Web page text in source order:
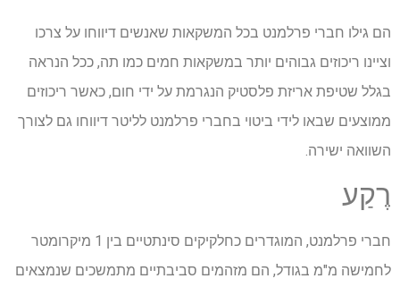
הם גילו חברי פרלמנט בכל המשקאות שאנשים דיווחו על צרכו
וציינו ריכוזים גבוהים יותר במשקאות חמים כמו תה, ככל הנראה
בגלל שטיפת אריזת פלסטיק הנגרמת על ידי חום, כאשר ריכוזים
ממוצעים שבאו לידי ביטוי בחברי פרלמנט לליטר דיווחו גם לצורך
השוואה ישירה.
רֶקַע
חברי פרלמנט, המוגדרים כחלקיקים סינתטיים בין 1 מיקרומטר
לחמישה מ"מ בגודל, הם מזהמים סביבתיים מתמשכים שנמצאים